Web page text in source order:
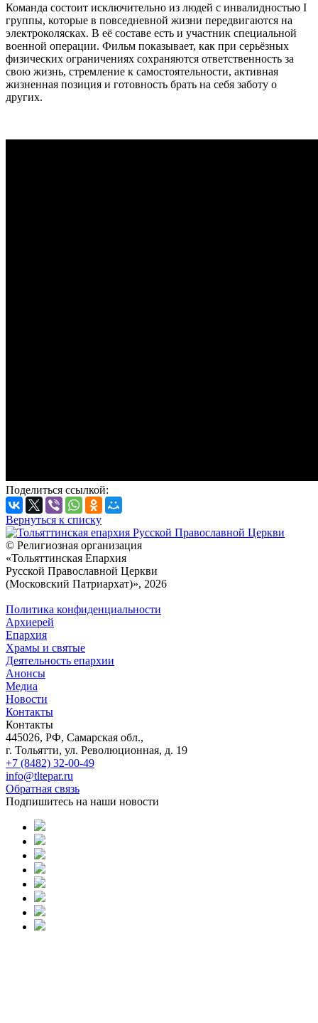
Команда состоит исключительно из людей с инвалидностью I
группы, которые в повседневной жизни передвигаются на
электроколясках. В её составе есть и участник специальной
военной операции. Фильм показывает, как при серьёзных
физических ограничениях сохраняются ответственность за
свою жизнь, стремление к самостоятельности, активная
жизненная позиция и готовность брать на себя заботу о
других.
Поделиться ссылкой:
Вернуться к списку
© Религиозная организация
«Тольяттинская Епархия
Русской Православной Церкви
(Московский Патриархат)», 2026
Политика конфиденциальности
Архиерей
Епархия
Храмы и святые
Деятельность епархии
Анонсы
Медиа
Новости
Контакты
Контакты
445026, РФ, Самарская обл.,
г. Тольятти, ул. Революционная, д. 19
+7 (8482) 32-00-49
info@tltepar.ru
Обратная связь
Подпишитесь на наши новости